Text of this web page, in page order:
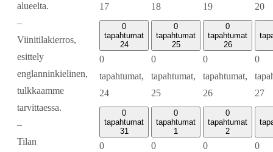
alueelta.
–
Viinitilakierros,
esittely
englanninkielinen,
tulkkaamme
tarvittaessa.
–
Tilan
17
18
19
20
0
tapahtumat
24
0
tapahtumat,
24
0
tapahtumat
25
0
tapahtumat,
25
0
tapahtumat
26
0
tapahtumat,
26
0
27
0
tapahtumat
31
0
0
tapahtumat
1
0
0
tapahtumat
2
0
0